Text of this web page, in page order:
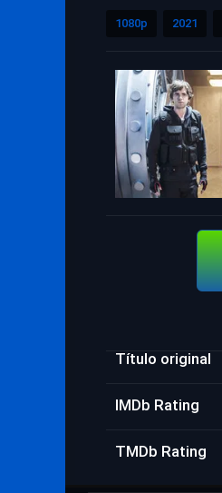
1080p 2021
Título original
IMDb Rating
TMDb Rating